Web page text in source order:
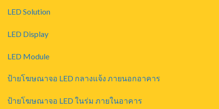
LED Solution
LED Display
LED Module
ป้ายโฆษณาจอ LED กลางแจ้ง ภายนอกอาคาร
ป้ายโฆษณาจอ LED ในร่ม ภายในอาคาร